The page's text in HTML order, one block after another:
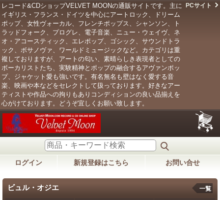
レコード&CDショップVELVET MOONの通販サイトです。主に
イギリス・フランス・ドイツを中心にアートロック、ドリーム
ポップ、女性ヴォーカル、フレンチポップス、シャンソン、ト
ラッドフォーク、プログレ、電子音楽、ニュー・ウェイヴ、ネ
オ・アコースティック、エレポップ、ゴシック、サウンドトラ
ック、ボサノヴァ、ワールドミュージックなど。カテゴリは重
複しておりますが、アートの匂い、素晴らしき表現者としての
ボーカリストたち、実験精神とポップの融合するアヴァンポッ
プ、ジャケット愛も強いです。有名無名も壁はなく愛する音
楽、映画や本などをセレクトして扱っております。好きなアー
ティストや作品への拘りもありコンディションの良い品揃えを
心がけております。どうぞ宜しくお願い致します。
PCサイト
ログイン 新規登録はこちら お問い合せ
ビュル・オジエ 一覧